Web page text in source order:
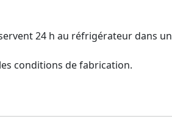
24 h au réfrigérateur dans un
conditions de fabrication.